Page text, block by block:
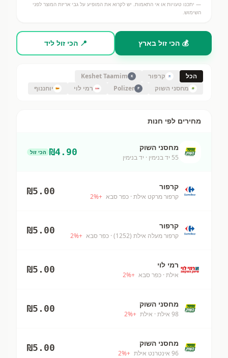
— יתכנו טעויות או אי התאמות. יש לקרוא את המופיע על גבי אריזת המוצר לפני
השימוש.
💰 הכי זול בארץ 📍 הכי זול ליד
הכל קרפור K
Keshet Taamim
מחסני השוק
P
Polizer רמי לוי יוחננוף
מחירים לפי חנות
מחסני השוק
55 יד בנימין · יד בנימין
₪4.90 הכי זול
קרפור
קרפור מרקט אילת · כפר סבא +
2%
₪5.00
קרפור
קרפור מעלה אילת (1252) · כפר סבא +
2%
₪5.00
רמי לוי
אילת · כפר סבא +
2%
₪5.00
מחסני השוק
98 אילת · אילת +
2%
₪5.00
מחסני השוק
96 אינטרנט אילת +
2%
₪5.00